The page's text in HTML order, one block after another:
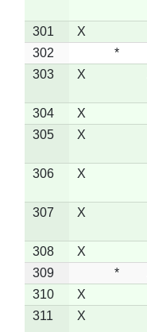
301 X
302
*
303
X
304 X
305
X
306 X
307 X
308 X
309
*
310
X
311
X